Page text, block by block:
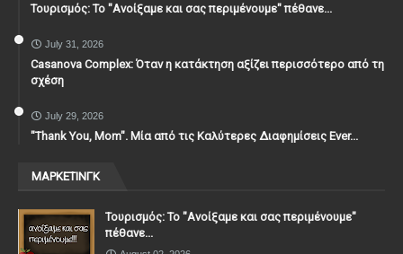
Τουρισμός: Το "Ανοίξαμε και σας περιμένουμε" πέθανε...
July 31, 2026
Casanova Complex: Όταν η κατάκτηση αξίζει περισσότερο από τη
σχέση
July 29, 2026
"Thank You, Mοm". Μία από τις Καλύτερες Διαφημίσεις Ever...
ΜΑΡΚΕΤΙΝΓΚ
Τουρισμός: Το "Ανοίξαμε και σας περιμένουμε"
πέθανε...